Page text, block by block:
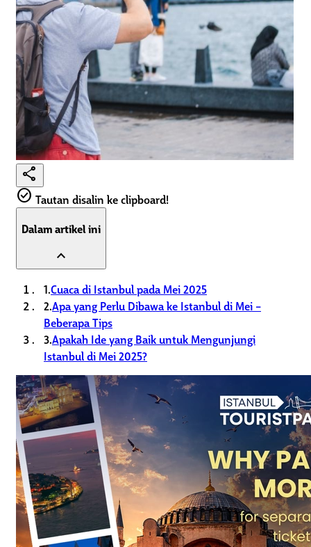
share
check_circle Tautan disalin ke clipboard!
Dalam artikel ini
expand_less
1.Cuaca di Istanbul pada Mei 2025
2.Apa yang Perlu Dibawa ke Istanbul di Mei –
Beberapa Tips
3.Apakah Ide yang Baik untuk Mengunjungi
Istanbul di Mei 2025?